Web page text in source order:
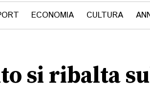
ECONOMIA CULTURA
si ribalta